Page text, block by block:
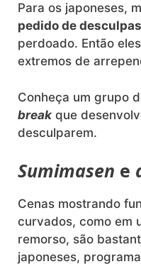
Para os japoneses,
pedido de desculpas
perdoado. Então
extremos de
Conheça um grupo
break que
desculparem.
Sumimasen e
Cenas mostrando
curvados, como em
remorso, são
japoneses,